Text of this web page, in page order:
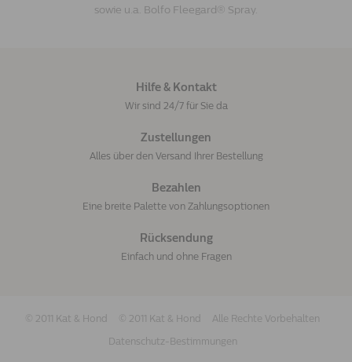
sowie u.a. Bolfo Fleegard® Spray.
Hilfe & Kontakt
Wir sind 24/7 für Sie da
Zustellungen
Alles über den Versand Ihrer Bestellung
Bezahlen
Eine breite Palette von Zahlungsoptionen
Rücksendung
Einfach und ohne Fragen
© 2011 Kat & Hond © 2011 Kat & Hond Alle Rechte Vorbehalten
Datenschutz-Bestimmungen